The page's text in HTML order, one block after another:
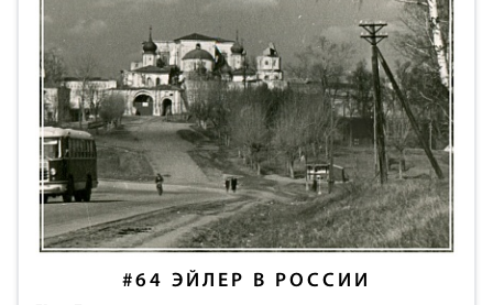
#64 ЭЙЛЕР В РОССИИ